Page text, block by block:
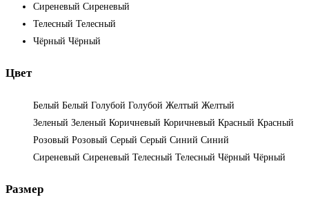
Сиреневый Сиреневый
Телесный Телесный
Чёрный Чёрный
Цвет
Белый Белый Голубой Голубой Желтый Желтый
Зеленый Зеленый Коричневый Коричневый Красный Красный
Розовый Розовый Серый Серый Синий Синий
Сиреневый Сиреневый Телесный Телесный Чёрный Чёрный
Размер